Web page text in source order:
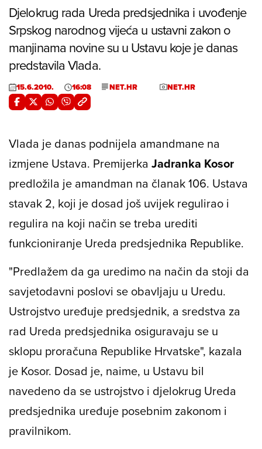
Djelokrug rada Ureda predsjednika i uvođenje
Srpskog narodnog vijeća u ustavni zakon o
manjinama novine su u Ustavu koje je danas
predstavila Vlada.
15.6.2010. 16:08 NET.HR NET.HR
Vlada je danas podnijela amandmane na
izmjene Ustava. Premijerka Jadranka Kosor
predložila je amandman na članak 106. Ustava
stavak 2, koji je dosad još uvijek regulirao i
regulira na koji način se treba urediti
funkcioniranje Ureda predsjednika Republike.
"Predlažem da ga uredimo na način da stoji da
savjetodavni poslovi se obavljaju u Uredu.
Ustrojstvo uređuje predsjednik, a sredstva za
rad Ureda predsjednika osiguravaju se u
sklopu proračuna Republike Hrvatske", kazala
je Kosor. Dosad je, naime, u Ustavu bil
navedeno da se ustrojstvo i djelokrug Ureda
predsjednika uređuje posebnim zakonom i
pravilnikom.